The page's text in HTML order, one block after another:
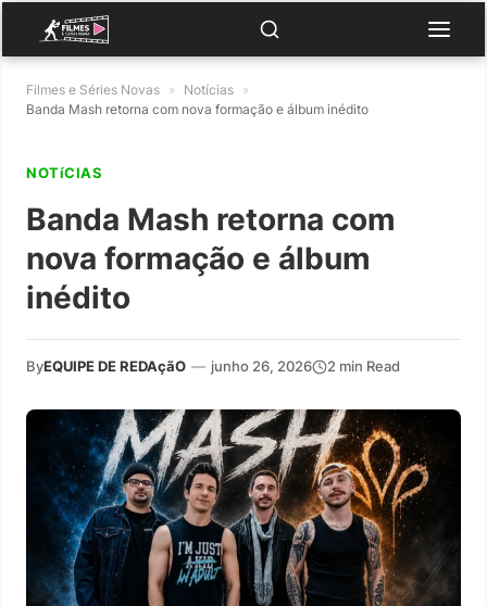
Filmes e Séries Novas » Notícias »
Banda Mash retorna com nova formação e álbum inédito
NOTíCIAS
Banda Mash retorna com
nova formação e álbum
inédito
ByEQUIPE DE REDAçãO — junho 26, 2026 2 min Read